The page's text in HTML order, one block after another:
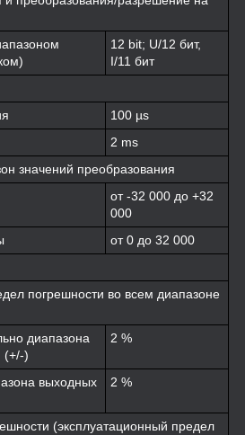
12 bit; U/12 бит,
I/11 бит
100 µs
2 ms
значений преобразования
от -32 000 до +32
000
от 0 до 32 000
погрешности во всем диапазоне
диапазона
(+/-)
2 %
выходных
2 %
(эксплуатационный предел